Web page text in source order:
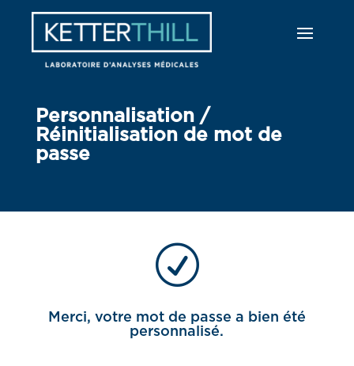
Personnalisation /
Réinitialisation de mot de
passe
R
Merci, votre mot de passe a bien été
personnalisé.